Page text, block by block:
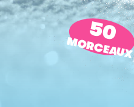
50
MORCEAUX